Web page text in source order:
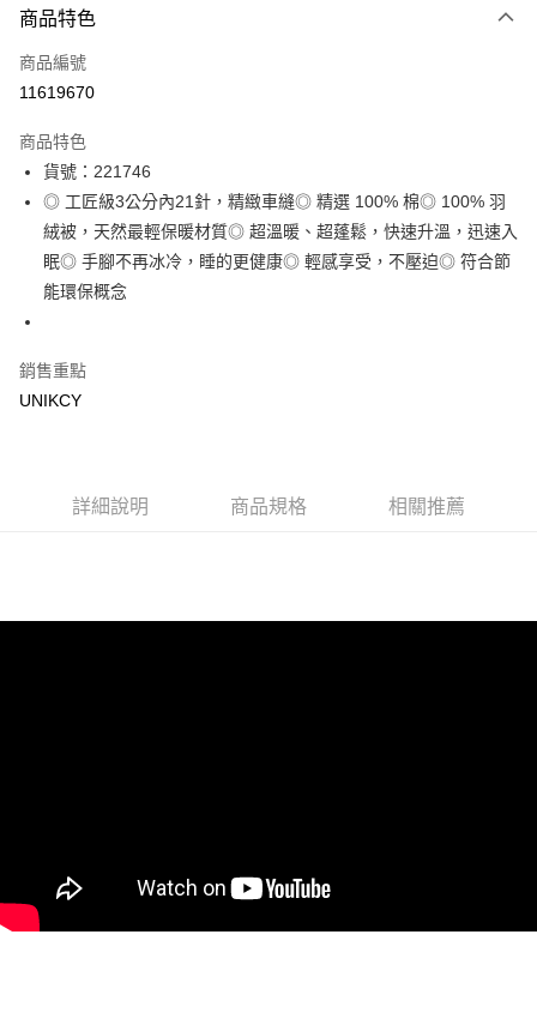
icash Pay
信用卡一次付款
Apple Pay
街口支付
悠遊付
Google Pay
宅配［需2-3個工作天不含預購商品］
商品特色
商品編號
11619670
商品特色
貨號：221746
◎ 工匠級3公分內21針，精緻車縫◎ 精選 100% 棉◎ 100% 羽
絨被，天然最輕保暖材質◎ 超溫暖、超蓬鬆，快速升溫，迅速入
眠◎ 手腳不再冰冷，睡的更健康◎ 輕感享受，不壓迫◎ 符合節
能環保概念
銷售重點
UNIKCY
詳細說明 商品規格 相關推薦